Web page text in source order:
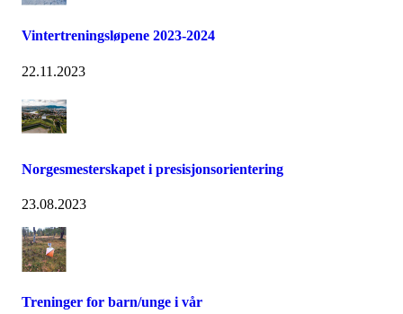
Vintertreningsløpene 2023-2024
22.11.2023
Norgesmesterskapet i presisjonsorientering
23.08.2023
Treninger for barn/unge i vår